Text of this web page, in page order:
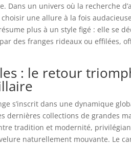
Dans un univers où la recherche
une allure à la fois
plus à un style figé : elle se
des franges rideaux ou effilées,
: le retour
s’inscrit dans une dynamique
dernières collections de grandes
tradition et modernité,
naturellement mouvante. Le